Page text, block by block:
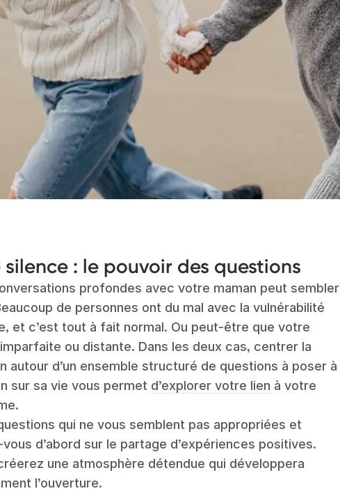
silence : le pouvoir des questions
profondes avec votre maman peut sembler
de personnes ont du mal avec la vulnérabilité
et c’est tout à fait normal. Ou peut-être que votre
ou distante. Dans les deux cas, centrer la
autour d’un ensemble structuré de questions à poser à
sur sa vie vous permet d’explorer votre lien à votre
qui ne vous semblent pas appropriées et
d’abord sur le partage d’expériences positives.
une atmosphère détendue qui développera
l’ouverture.